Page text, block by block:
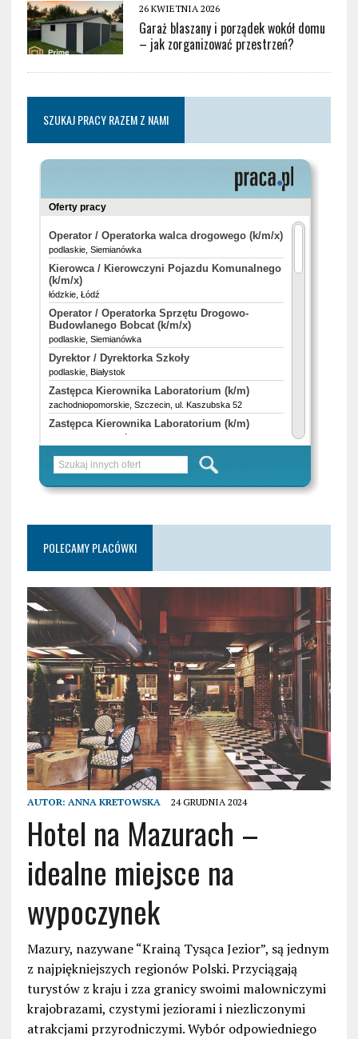
26 KWIETNIA 2026
Garaż blaszany i porządek wokół domu
– jak zorganizować przestrzeń?
SZUKAJ PRACY RAZEM Z NAMI
POLECAMY PLACÓWKI
AUTOR: ANNA KRETOWSKA 24 GRUDNIA 2024
Hotel na Mazurach –
idealne miejsce na
wypoczynek
Mazury, nazywane “Krainą Tysąca Jezior”, są jednym
z najpiękniejszych regionów Polski. Przyciągają
turystów z kraju i zza granicy swoimi malowniczymi
krajobrazami, czystymi jeziorami i niezliczonymi
atrakcjami przyrodniczymi. Wybór odpowiedniego